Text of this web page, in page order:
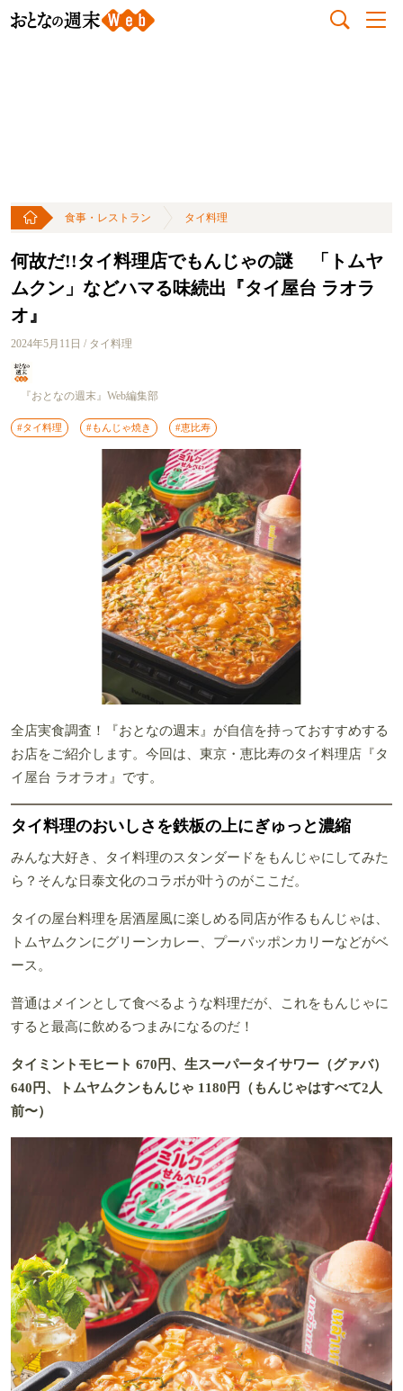
食事・レストラン タイ料理
何故だ!!タイ料理店でもんじゃの謎 「トムヤ
ムクン」などハマる味続出『タイ屋台 ラオラ
オ』
2024年5月11日 / タイ料理
『おとなの週末』Web編集部
#タイ料理 #もんじゃ焼き #恵比寿
全店実食調査！『おとなの週末』が自信を持っておすすめする
お店をご紹介します。今回は、東京・恵比寿のタイ料理店『タ
イ屋台 ラオラオ』です。
タイ料理のおいしさを鉄板の上にぎゅっと濃縮
みんな大好き、タイ料理のスタンダードをもんじゃにしてみた
ら？そんな日泰文化のコラボが叶うのがここだ。
タイの屋台料理を居酒屋風に楽しめる同店が作るもんじゃは、
トムヤムクンにグリーンカレー、プーパッポンカリーなどがベ
ース。
普通はメインとして食べるような料理だが、これをもんじゃに
すると最高に飲めるつまみになるのだ！
タイミントモヒート 670円、生スーパータイサワー（グァバ）
640円、トムヤムクンもんじゃ 1180円（もんじゃはすべて2人
前〜）